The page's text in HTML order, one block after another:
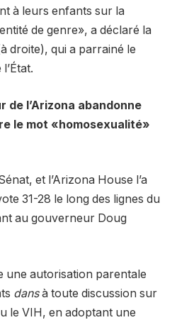
à leurs enfants sur la
de genre», a déclaré la
droite), qui a parrainé le
de l’Arizona abandonne
le mot «homosexualité»
et l’Arizona House l’a
31-28 le long des lignes du
au gouverneur Doug
une autorisation parentale
dansà toute discussion sur
le VIH, en adoptant une